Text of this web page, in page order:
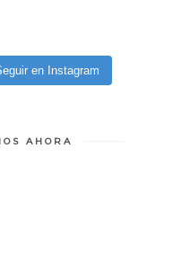
en Instagram
AHORA